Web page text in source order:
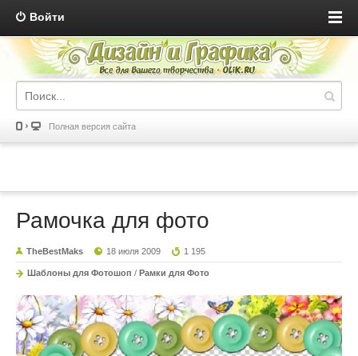
Войти
Полная версия сайта
Рамочка для фото
TheBestMaks 18 июля 2009 1 195
Шаблоны для Фотошоп / Рамки для Фото